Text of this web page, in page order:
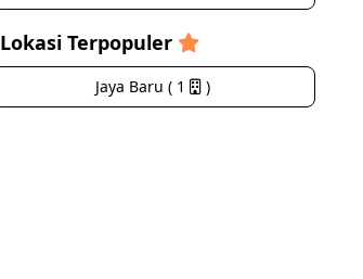
Lokasi Terpopuler
Jaya Baru ( 1 )